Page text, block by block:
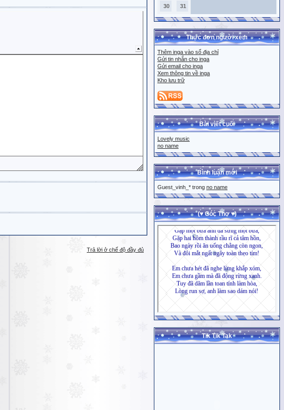
Trả lời ở chế độ đầy đủ
30 31
Thực đơn người xem
Thêm inga vào sổ địa chỉ
Gửi tin nhắn cho inga
Gửi email cho inga
Xem thông tin về inga
Kho lưu trữ
Bài viết cuối
Lovely music
no name
Bình luận mới
Guest_vinh_* trong no name
(♥ Góc Thơ ♥)
Tik Tik Tak